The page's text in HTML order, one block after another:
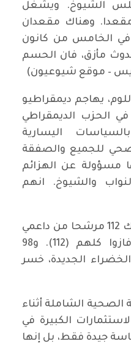
مجلس الشيوخ. ويشغل
حاليا 48 مقعدا. وهناك مقعدان
في الخامس من كانون
مأزق، فان الحسم
– موقع شيوعيون)
يهاجم ديمقراطيو
في الحزب الديمقراطي
اليسارية
للجميع والصفقة
مسؤولة عن الهزائم
والشيوخ. انهم
وهذه هي الحقائق: كان هناك 112 مرشحا من داعمي
التأمين الصحي للجميع فازوا كلهم (112). و98
الجديدة، خسر
الصحية الشاملة أثناء
الكبيرة في
جيدة فقط، بل إنها